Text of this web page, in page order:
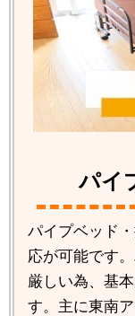
パイ
パイプベッド
応が可能です
厳しい為、基
す。主に東南